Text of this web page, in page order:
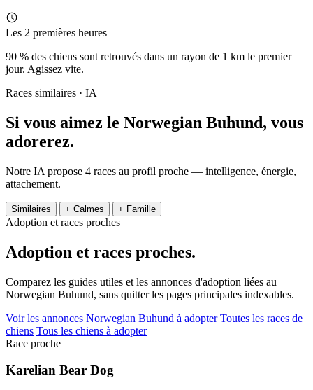
Les 2 premières heures
90 % des chiens sont retrouvés dans un rayon de 1 km le premier
jour. Agissez vite.
Races similaires · IA
Si vous aimez le Norwegian Buhund, vous
adorerez.
Notre IA propose 4 races au profil proche — intelligence, énergie,
attachement.
Similaires + Calmes + Famille
Adoption et races proches
Adoption et races proches.
Comparez les guides utiles et les annonces d'adoption liées au
Norwegian Buhund, sans quitter les pages principales indexables.
Voir les annonces Norwegian Buhund à adopter Toutes les races de
chiens Tous les chiens à adopter
Race proche
Karelian Bear Dog